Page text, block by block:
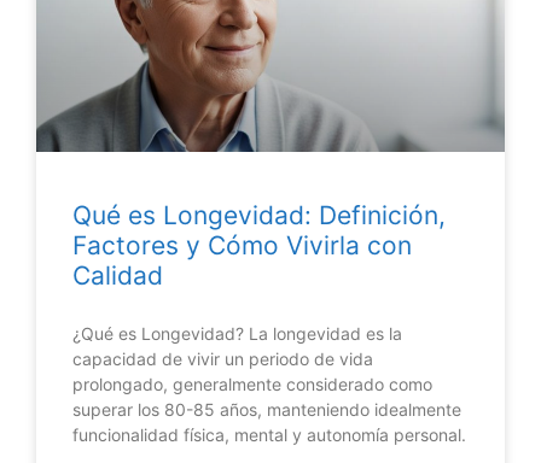
Qué es Longevidad: Definición,
Factores y Cómo Vivirla con
Calidad
¿Qué es Longevidad? La longevidad es la
capacidad de vivir un periodo de vida
prolongado, generalmente considerado como
superar los 80-85 años, manteniendo idealmente
funcionalidad física, mental y autonomía personal.